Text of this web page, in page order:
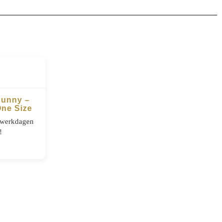
–
Size